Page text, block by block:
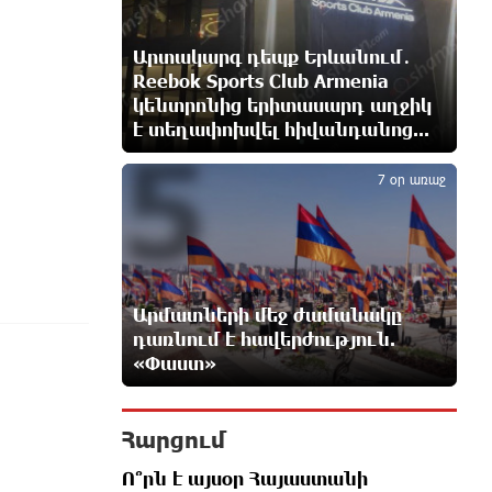
Իրանն ու Օմանը համաձայնեցրել
են Հորմուզի նեղուցով նոր
երթուղու կոորդինատները
8 ժամ առաջ
Tete A Tete նախագծի
Կարապետյանը հարցազրույց է
տվել Մհեր Բաղդասարյանին
8 ժամ առաջ
Կեղծ էջով քաղաքացիներին
առաջարկվում է մասնակցել
խաղարկության․ զգուշացում
Հարավային Լիբանանում
առնվազն երկու իսրայելցի
Արտակարգ դեպք Երևանում․
Reebok Sports Club Armenia
կենտրոնից երիտասարդ աղջիկ
է տեղափոխվել հիվանդանոց...
Արմատների մեջ ժամանակը
դառնում է հավերժություն.
«Փաստ»
7 օր առաջ
5
Հարցում
Ո՞րն է այսօր Հայաստանի